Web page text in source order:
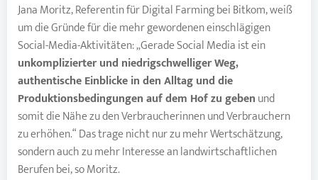
Jana Moritz, Referentin für Digital Farming bei Bitkom, weiß
um die Gründe für die mehr gewordenen einschlägigen
Social-Media-Aktivitäten: „Gerade Social Media ist ein
unkomplizierter und niedrigschwelliger Weg,
authentische Einblicke in den Alltag und die
Produktionsbedingungen auf dem Hof zu gebenund
somit die Nähe zu den Verbraucherinnen und Verbrauchern
zu erhöhen.“ Das trage nicht nur zu mehr Wertschätzung,
sondern auch zu mehr Interesse an landwirtschaftlichen
Berufen bei, so Moritz.